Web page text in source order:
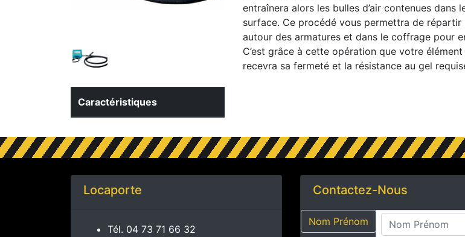
Caractéristiques
entraînera alors les bulles d’air contenues dans
surface. Ce procédé vous permettra de
autour des armatures et dans le coffrage pour
C’est grâce à cette opération que votre
recevra sa fermeté et la résistance au gel
Locaporte
Tél. 04 73 71 66 32
Contactez-Nous
Nom Prénom